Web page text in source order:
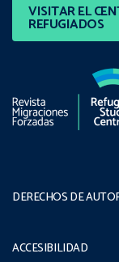
VISITAR EL
REFUGIADOS
DERECHOS DE
ACCESIBILIDAD